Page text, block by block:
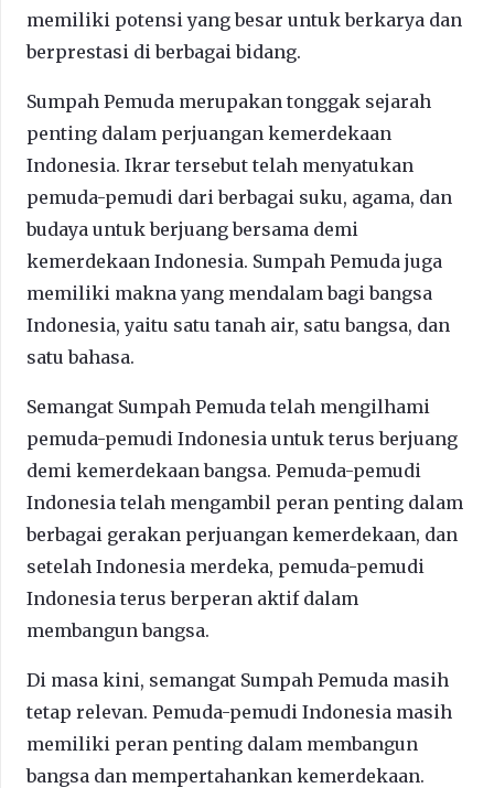
memiliki potensi yang besar untuk berkarya dan
berprestasi di berbagai bidang.
Sumpah Pemuda merupakan tonggak sejarah
penting dalam perjuangan kemerdekaan
Indonesia. Ikrar tersebut telah menyatukan
pemuda-pemudi dari berbagai suku, agama, dan
budaya untuk berjuang bersama demi
kemerdekaan Indonesia. Sumpah Pemuda juga
memiliki makna yang mendalam bagi bangsa
Indonesia, yaitu satu tanah air, satu bangsa, dan
satu bahasa.
Semangat Sumpah Pemuda telah mengilhami
pemuda-pemudi Indonesia untuk terus berjuang
demi kemerdekaan bangsa. Pemuda-pemudi
Indonesia telah mengambil peran penting dalam
berbagai gerakan perjuangan kemerdekaan, dan
setelah Indonesia merdeka, pemuda-pemudi
Indonesia terus berperan aktif dalam
membangun bangsa.
Di masa kini, semangat Sumpah Pemuda masih
tetap relevan. Pemuda-pemudi Indonesia masih
memiliki peran penting dalam membangun
bangsa dan mempertahankan kemerdekaan.